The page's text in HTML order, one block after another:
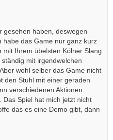
gesehen haben, deswegen
habe das Game nur ganz kurz
Ihrem übelsten Kölner Slang
mit irgendwelchen
wohl selber das Game nicht
den Stuhl mit einer geraden
verschiedenen Aktionen
Spiel hat mich jetzt nicht
das es eine Demo gibt, dann